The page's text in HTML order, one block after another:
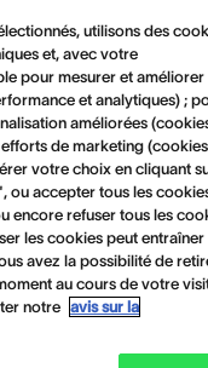
utilisons des
et, avec votre
pour mesurer et améliorer
et analytiques) ;
améliorées
de marketing
votre choix en cliquant
ou accepter tous les
encore refuser tous les
les cookies peut entraîner
avez la possibilité de
au cours de votre
notre avis sur la